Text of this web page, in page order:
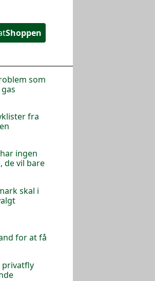
Shoppen
som
fra
ingen
de vil bare
skal i
for at få
privatfly